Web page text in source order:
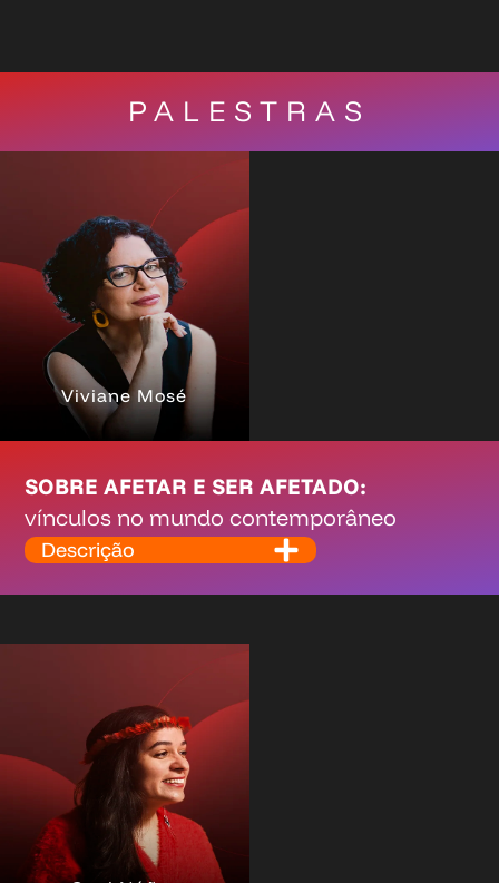
PALESTRAS
Viviane Mosé
SOBRE AFETAR E SER AFETADO:
vínculos no mundo contemporâneo
Descrição